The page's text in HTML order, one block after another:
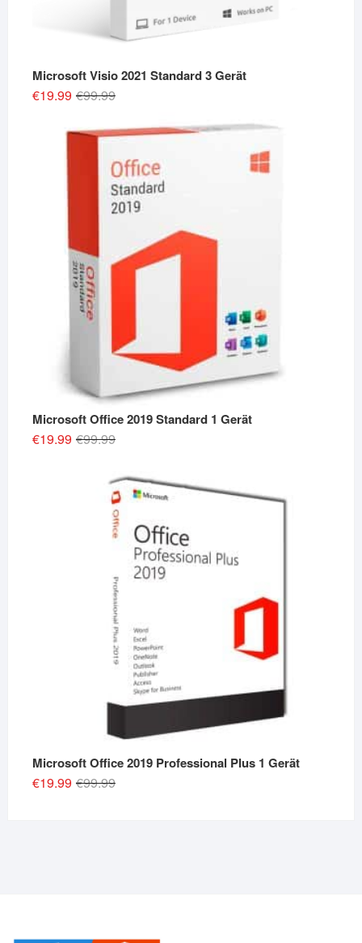
Microsoft Visio 2021 Standard 3 Gerät
€99.99Original
was:
€19.99
Current
is:
Microsoft Office 2019 Standard 1 Gerät
€99.99Original
was:
€99.99.
€19.99
Current
is:
€19.99.
Microsoft Office 2019 Professional Plus 1 Gerät
€99.99Original
€19.99
Current